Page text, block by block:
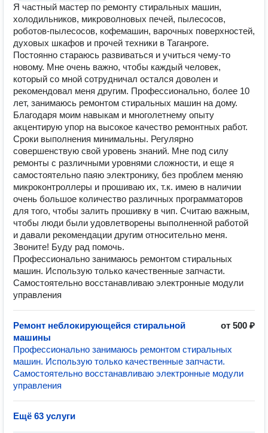
Я частный мастер по ремонту стиральных машин,
холодильников, микроволновых печей, пылесосов,
роботов-пылесосов, кофемашин, варочных поверхностей,
духовых шкафов и прочей техники в Таганроге.
Постоянно стараюсь развиваться и учиться чему-то
новому. Мне очень важно, чтобы каждый человек,
который со мной сотрудничал остался доволен и
рекомендовал меня другим. Профессионально, более 10
лет, занимаюсь ремонтом стиральных машин на дому.
Благодаря моим навыкам и многолетнему опыту
акцентирую упор на высокое качество ремонтных работ.
Сроки выполнения минимальны. Регулярно
совершенствую свой уровень знаний. Мне под силу
ремонты с различными уровнями сложности, и еще я
самостоятельно паяю электронику, без проблем меняю
микроконтроллеры и прошиваю их, т.к. имею в наличии
очень большое количество различных программаторов
для того, чтобы залить прошивку в чип. Считаю важным,
чтобы люди были удовлетворены выполненной работой
и давали рекомендации другим относительно меня.
Звоните! Буду рад помочь.
Профессионально занимаюсь ремонтом стиральных
машин. Использую только качественные запчасти.
Самостоятельно восстанавливаю электронные модули
управления
Ремонт неблокирующейся стиральной
машины
от 500 ₽
Профессионально занимаюсь ремонтом стиральных
машин. Использую только качественные запчасти.
Самостоятельно восстанавливаю электронные модули
управления
Ещё 63 услуги